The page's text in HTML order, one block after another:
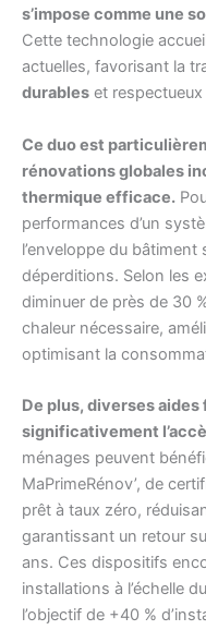
s’impose comme une
Cette technologie
actuelles, favorisant la
durables et
Ce duo est
rénovations globales
thermique efficace.
performances d’un
l’enveloppe du
déperditions. Selon les
diminuer de près de 30
chaleur nécessaire,
optimisant la
De plus, diverses
significativement
ménages peuvent
MaPrimeRénov’, de
prêt à taux zéro,
garantissant un retour
ans. Ces dispositifs
installations à l’échelle
l’objectif de +40 %